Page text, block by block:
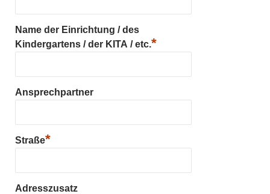
Name der Einrichtung / des
Kindergartens / der KITA / etc.*
Ansprechpartner
Straße*
Adresszusatz